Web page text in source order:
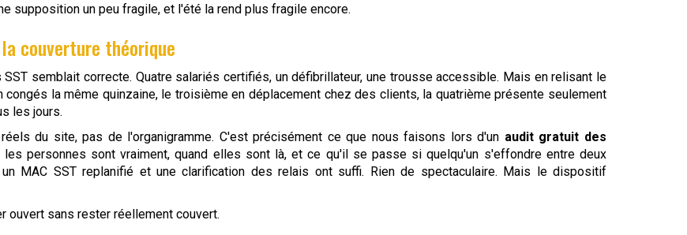
supposition un peu fragile, et l'été la rend plus fragile encore.
couverture théorique
semblait correcte. Quatre salariés certifiés, un défibrillateur, une trousse accessible. Mais en relisant le
congés la même quinzaine, le troisième en déplacement chez des clients, la quatrième présente seulement
les jours.
du site, pas de l'organigramme. C'est précisément ce que nous faisons lors d'un audit gratuit des
les personnes sont vraiment, quand elles sont là, et ce qu'il se passe si quelqu'un s'effondre entre deux
MAC SST replanifié et une clarification des relais ont suffi. Rien de spectaculaire. Mais le dispositif
ouvert sans rester réellement couvert.